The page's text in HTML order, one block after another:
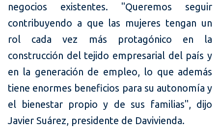
negocios existentes. "Queremos seguir
contribuyendo a que las mujeres tengan un
rol cada vez más protagónico en la
construcción del tejido empresarial del país y
en la generación de empleo, lo que además
tiene enormes beneficios para su autonomía y
el bienestar propio y de sus familias", dijo
Javier Suárez, presidente de Davivienda.